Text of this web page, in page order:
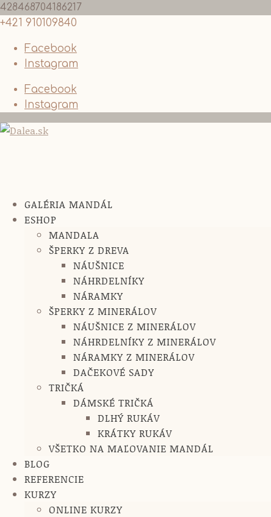
428468704186217
+421 910109840
Facebook
Instagram
Facebook
Instagram
GALÉRIA MANDÁL
ESHOP
MANDALA
ŠPERKY Z DREVA
NÁUŠNICE
NÁHRDELNÍKY
NÁRAMKY
ŠPERKY Z MINERÁLOV
NÁUŠNICE Z MINERÁLOV
NÁHRDELNÍKY Z MINERÁLOV
NÁRAMKY Z MINERÁLOV
DAČEKOVÉ SADY
TRIČKÁ
DÁMSKÉ TRIČKÁ
DLHÝ RUKÁV
KRÁTKY RUKÁV
VŠETKO NA MAĽOVANIE MANDÁL
BLOG
REFERENCIE
KURZY
ONLINE KURZY